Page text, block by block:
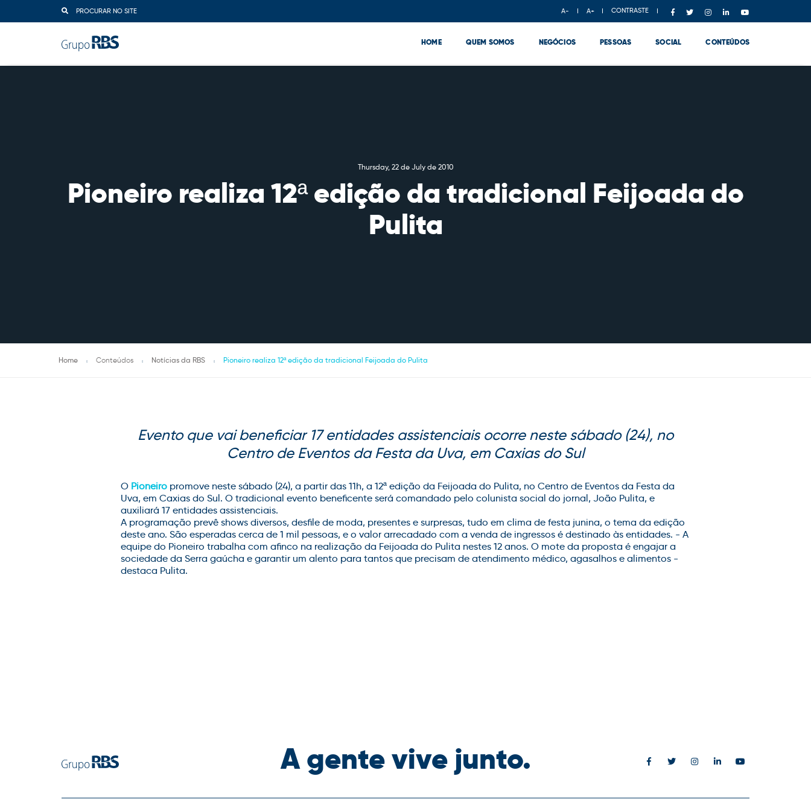
PROCURAR NO SITE A- A+ CONTRASTE
HOME QUEM SOMOS NEGÓCIOS PESSOAS SOCIAL CONTEÚDOS
Thursday, 22 de July de 2010
Pioneiro realiza 12ª edição da tradicional Feijoada do
Pulita
Home Conteúdos Notícias da RBS Pioneiro realiza 12ª edição da tradicional Feijoada do Pulita
Evento que vai beneficiar 17 entidades assistenciais ocorre neste sábado (24), no
Centro de Eventos da Festa da Uva, em Caxias do Sul
O Pioneiro promove neste sábado (24), a partir das 11h, a 12ª edição da Feijoada do Pulita, no Centro de Eventos da Festa da
Uva, em Caxias do Sul. O tradicional evento beneficente será comandado pelo colunista social do jornal, João Pulita, e
auxiliará 17 entidades assistenciais.
A programação prevê shows diversos, desfile de moda, presentes e surpresas, tudo em clima de festa junina, o tema da edição
deste ano. São esperadas cerca de 1 mil pessoas, e o valor arrecadado com a venda de ingressos é destinado às entidades. - A
equipe do Pioneiro trabalha com afinco na realização da Feijoada do Pulita nestes 12 anos. O mote da proposta é engajar a
sociedade da Serra gaúcha e garantir um alento para tantos que precisam de atendimento médico, agasalhos e alimentos -
destaca Pulita.
A gente vive junto.